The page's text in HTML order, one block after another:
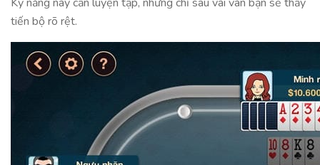
tiến bộ rõ rệt.